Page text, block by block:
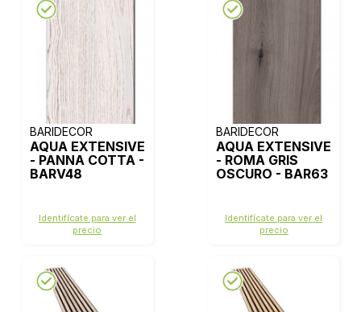
BARIDECOR
AQUA EXTENSIVE
- PANNA COTTA -
BARV48
Identifícate para ver el
precio
BARIDECOR
AQUA EXTENSIVE
- ROMA GRIS
OSCURO - BAR63
Identifícate para ver el
precio